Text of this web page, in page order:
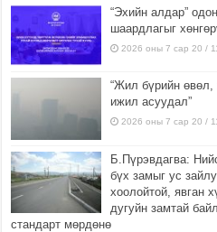
“Эхийн алдар”
шаардлагыг
2026 оны 7 сар 20 /
“Жил бүрийн
ижил асуудал”
2026 оны 7 сар 20 /
Б.Пүрэвдагва:
бүх замыг ус
хоолойтой, явган
дугуйн замтай
стандарт мөрдөнө